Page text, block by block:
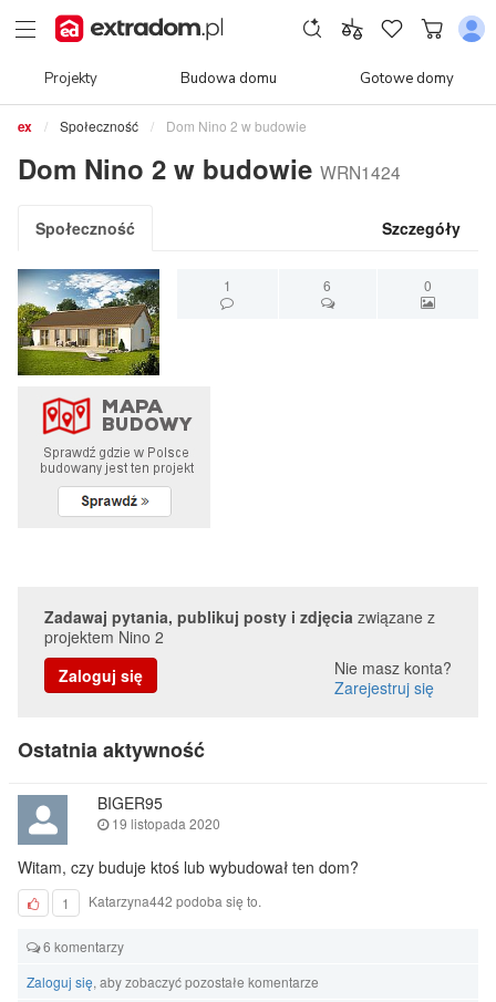
Projekty Budowa domu Gotowe domy
Społeczność Dom Nino 2 w budowie
Dom Nino 2 w budowie WRN1424
Społeczność Szczegóły
1 6 0
Zadawaj pytania, publikuj posty i zdjęcia związane z
projektem Nino 2
Zaloguj się
Nie masz konta?
Zarejestruj się
Ostatnia aktywność
BIGER95
19 listopada 2020
Witam, czy buduje ktoś lub wybudował ten dom?
1 Katarzyna442 podoba się to.
6 komentarzy
Zaloguj się, aby zobaczyć pozostałe komentarze